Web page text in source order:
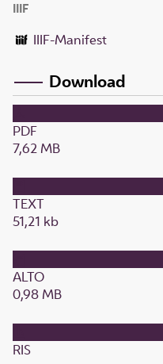
IIIF
IIIF-Manifest
Download
PDF
7,62 MB
TEXT
51,21 kb
ALTO
0,98 MB
RIS